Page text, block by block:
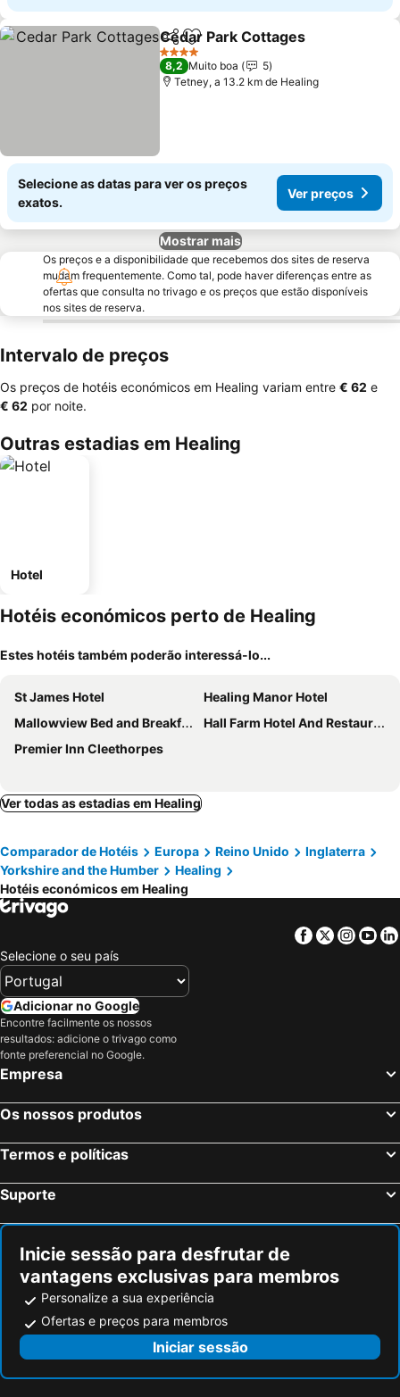
PartilharAdicionar aos favoritos
Cedar Park Cottages
4 Estrelas
8,2 Muito boa
5
Tetney, a 13.2 km de Healing
Selecione as datas para ver os preços
exatos.
Ver preços
Mostrar mais
Os preços e a disponibilidade que recebemos dos sites de reserva
mudam frequentemente. Como tal, pode haver diferenças entre as
ofertas que consulta no trivago e os preços que estão disponíveis
nos sites de reserva.
Intervalo de preços
Os preços de hotéis económicos em Healing variam entre ‎€ 62 e
‎€ 62 por noite.
Outras estadias em Healing
Hotel
Hotéis económicos perto de Healing
Estes hotéis também poderão interessá-lo...
St James Hotel
Healing Manor Hotel
Mallowview Bed and Breakfast
Hall Farm Hotel And Restaurant
Premier Inn Cleethorpes
Ver todas as estadias em Healing
Comparador de Hotéis Europa Reino Unido
Inglaterra
Yorkshire and the Humber
Healing
Hotéis económicos em Healing
Facebook
Twitter
Selecione o seu país
Adicionar no Google
Encontre facilmente os nossos
resultados: adicione o trivago como
fonte preferencial no Google.
Empresa
Os nossos produtos
Termos e políticas
Suporte
Inicie sessão para desfrutar de
vantagens exclusivas para membros
Personalize a sua experiência
Ofertas e preços para membros
Iniciar sessão